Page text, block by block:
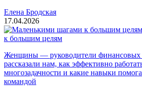
Елена Бродская
17.04.2026
к большим целям
Женщины — руководители финансовых
рассказали нам, как эффективно
многозадачности и какие навыки
командой